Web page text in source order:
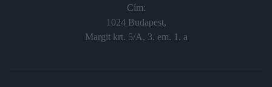
Cím:
1024 Budapest,
Margit krt. 5/A, 3. em. 1. a